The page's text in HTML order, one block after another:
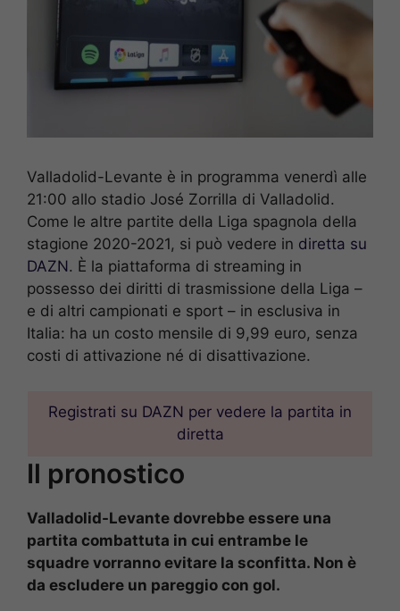
Valladolid-Levante è in programma venerdì alle
21:00 allo stadio José Zorrilla di Valladolid.
Come le altre partite della Liga spagnola della
stagione 2020-2021, si può vedere in diretta su
DAZN. È la piattaforma di streaming in
possesso dei diritti di trasmissione della Liga –
e di altri campionati e sport – in esclusiva in
Italia: ha un costo mensile di 9,99 euro, senza
costi di attivazione né di disattivazione.
Registrati su DAZN per vedere la partita in
diretta
Il pronostico
Valladolid-Levante dovrebbe essere una
partita combattuta in cui entrambe le
squadre vorranno evitare la sconfitta. Non è
da escludere un pareggio con gol.